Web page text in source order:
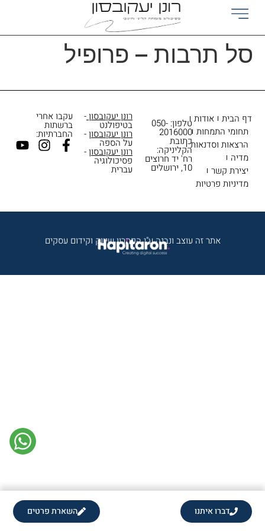
לתוכן
סל תרבות – פרופיל
דף הבית
אודות
תחומי התמחות
הרצאות וסדנאות
מדיה
יצירת קשר
מדיניות פרטיות
טלפון: 050-
2016000
כתובת
הקליניקה:
רח' יד חרוצים
10, ירושלים
רונן יעקובסון-
בטיפולנט
רונן יעקובסון-
על הספה
רונן יעקובסון-
פסיכולוגיה
עברית
עקבו אחרי
ברשתות
החברתיות:
אתר זה עוצב ונבנה ע"י הפתרון שיווק וקידום עסקים
דברו איתנו השארת פרטים